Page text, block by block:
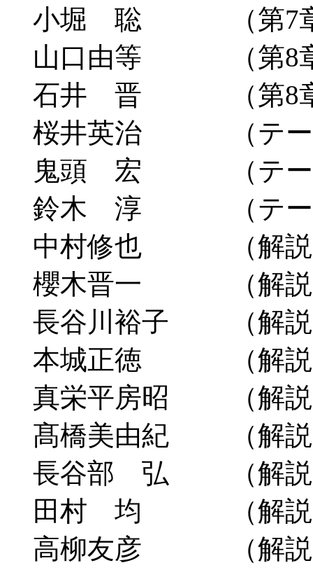
小堀 聡 （第7章
山口由等 （第8
石井 晋 （第8
桜井英治 （テー
鬼頭 宏 （テー
鈴木 淳 （テー
中村修也 （解説
櫻木晋一 （解説
長谷川裕子 （解
本城正徳 （解説
真栄平房昭 （解
髙橋美由紀 （解
長谷部 弘 （解説
田村 均 （解説
高柳友彦 （解説